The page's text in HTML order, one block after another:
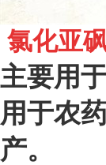
氯化亚
主要用
用于农
产。